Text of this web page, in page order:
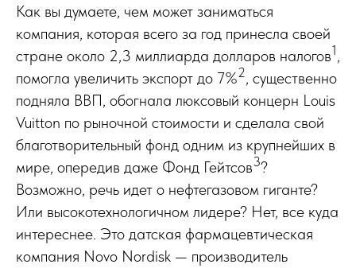
Как вы думаете, чем может заниматься
компания, которая всего за год принесла своей
стране около 2,3 миллиарда долларов налогов1,
помогла увеличить экспорт до 7%2, существенно
подняла ВВП, обогнала люксовый концерн Louis
Vuitton по рыночной стоимости и сделала свой
благотворительный фонд одним из крупнейших в
мире, опередив даже Фонд Гейтсов3?
Возможно, речь идет о нефтегазовом гиганте?
Или высокотехнологичном лидере? Нет, все куда
интереснее. Это датская фармацевтическая
компания Novo Nordisk — производитель